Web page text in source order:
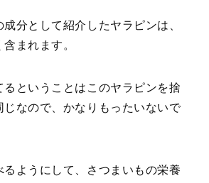
分として紹介したヤラピンは、
まれます。
るということはこのヤラピンを捨
じなので、かなりもったいないで
るようにして、さつまいもの栄養